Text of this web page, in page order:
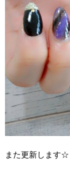
また更新します☆